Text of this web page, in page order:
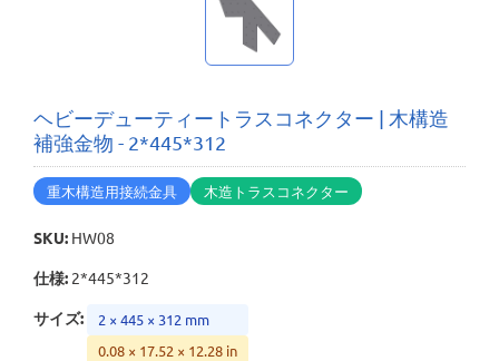
ヘビーデューティートラスコネクター | 木構造
補強金物 - 2*445*312
重木構造用接続金具 木造トラスコネクター
SKU: HW08
仕様: 2*445*312
サイズ:
2 × 445 × 312 mm
0.08 × 17.52 × 12.28 in